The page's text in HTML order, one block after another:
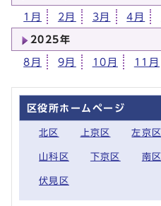
1月 2月 3月 4月
2025年
8月 9月 10月 11月
区役所ホームページ
北区 上京区 左京区
山科区 下京区 南区
伏見区